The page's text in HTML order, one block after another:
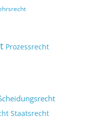
Prozessrecht
Staatsrecht